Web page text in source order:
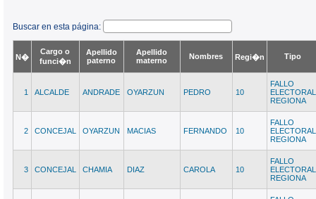
Buscar en esta página:
N�
Cargo o
funci�n
Apellido
paterno
Apellido
materno
Nombres Regi�n Tipo
1 ALCALDE ANDRADE OYARZUN PEDRO 10
FALLO
ELECTORAL
REGIONA
2 CONCEJAL OYARZUN MACIAS FERNANDO 10
FALLO
ELECTORAL
REGIONA
3 CONCEJAL CHAMIA DIAZ CAROLA 10
FALLO
ELECTORAL
REGIONA